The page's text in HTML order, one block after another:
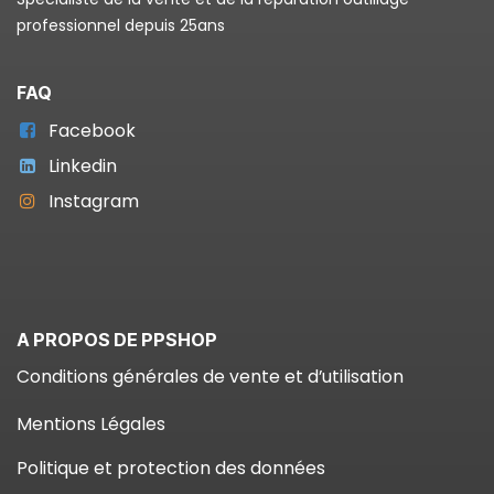
professionnel depuis 25ans
FAQ
Facebook
Linkedin
Instagram
A PROPOS DE PPSHOP
Conditions générales de vente et d’utilisation
Mentions Légales
Politique et protection des données